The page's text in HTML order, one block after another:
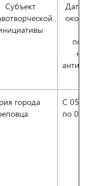
Субъект
Дата
по
города
С
по